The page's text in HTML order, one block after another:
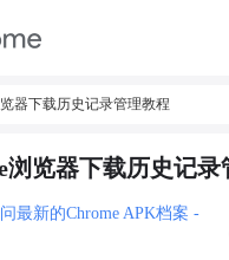
器下载历史记录管理教程
浏览器下载历史记录
最新的Chrome APK档案 -